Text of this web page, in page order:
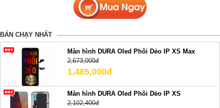
BÁN CHẠY NHẤT
Màn hình DURA Oled Phôi Dẻo IP XS Max
2,673,000đ
1,485,000đ
Màn hình DURA Oled Phôi Dẻo IP XS
2,102,400đ